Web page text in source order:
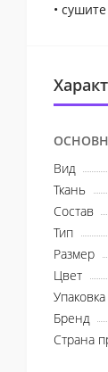
•
Вид
Ткань
Состав
Тип
Размер
Цвет
Упаковка
Бренд
Страна